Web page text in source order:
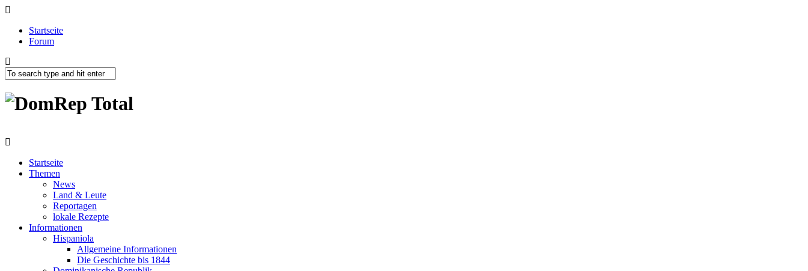
Startseite
Forum
Startseite
Themen
News
Land & Leute
Reportagen
lokale Rezepte
Informationen
Hispaniola
Allgemeine Informationen
Die Geschichte bis 1844